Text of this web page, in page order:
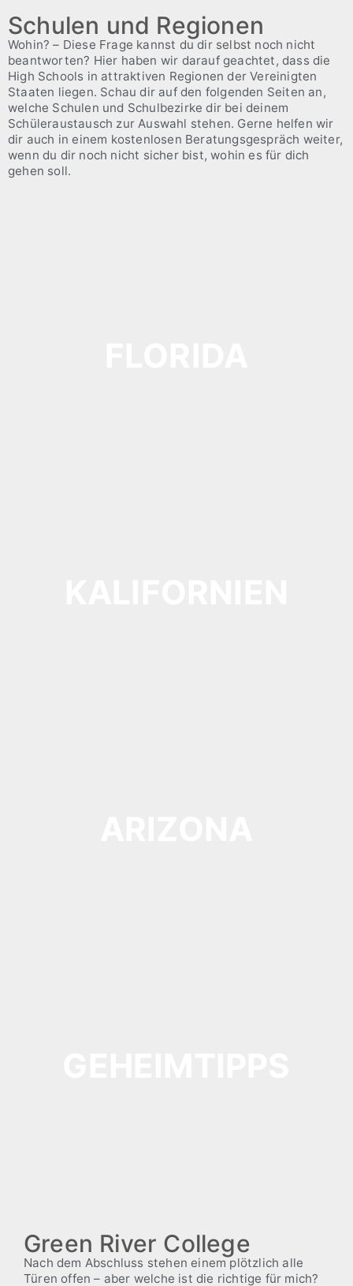
Schulen und Regionen
Wohin? – Diese Frage kannst du dir selbst noch nicht
beantworten? Hier haben wir darauf geachtet, dass die
High Schools in attraktiven Regionen der Vereinigten
Staaten liegen. Schau dir auf den folgenden Seiten an,
welche Schulen und Schulbezirke dir bei deinem
Schüleraustausch zur Auswahl stehen. Gerne helfen wir
dir auch in einem kostenlosen Beratungsgespräch weiter,
wenn du dir noch nicht sicher bist, wohin es für dich
gehen soll.
Green River College
Nach dem Abschluss stehen einem plötzlich alle
Türen offen – aber welche ist die richtige für mich?